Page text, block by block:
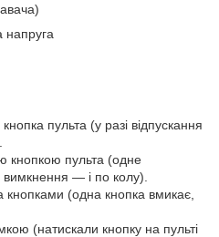
напруга
пульта (у разі відпускання
кнопкою пульта (одне
— і по колу).
(одна кнопка вмикає,
(натискали кнопку на пульті